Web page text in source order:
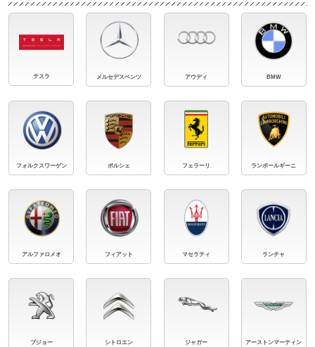
テスラ メルセデスベンツ アウディ BMW
フォルクスワーゲン ポルシェ フェラーリ ランボールギーニ
アルファロメオ フィアット マセラティ ランチャ
プジョー シトロエン ジャガー アーストンマーティン